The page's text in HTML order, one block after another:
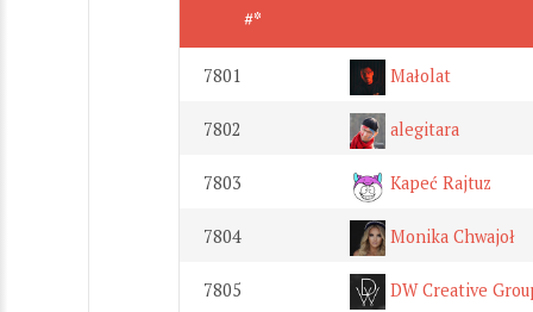
#*
7801 Małolat
7802 alegitara
7803 Kapeć Rajtuz
7804 Monika Chwajoł
7805 DW Creative